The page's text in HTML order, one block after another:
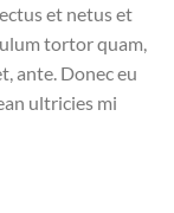
et netus et
tortor quam,
ante. Donec eu
ultricies mi